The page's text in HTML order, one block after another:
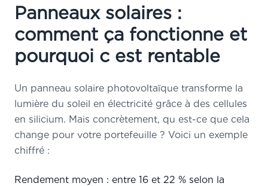
Panneaux solaires :
comment ça fonctionne et
pourquoi c est rentable
Un panneau solaire photovoltaïque transforme la
lumière du soleil en électricité grâce à des cellules
en silicium. Mais concrètement, qu est-ce que cela
change pour votre portefeuille ? Voici un exemple
chiffré :
Rendement moyen : entre 16 et 22 % selon la